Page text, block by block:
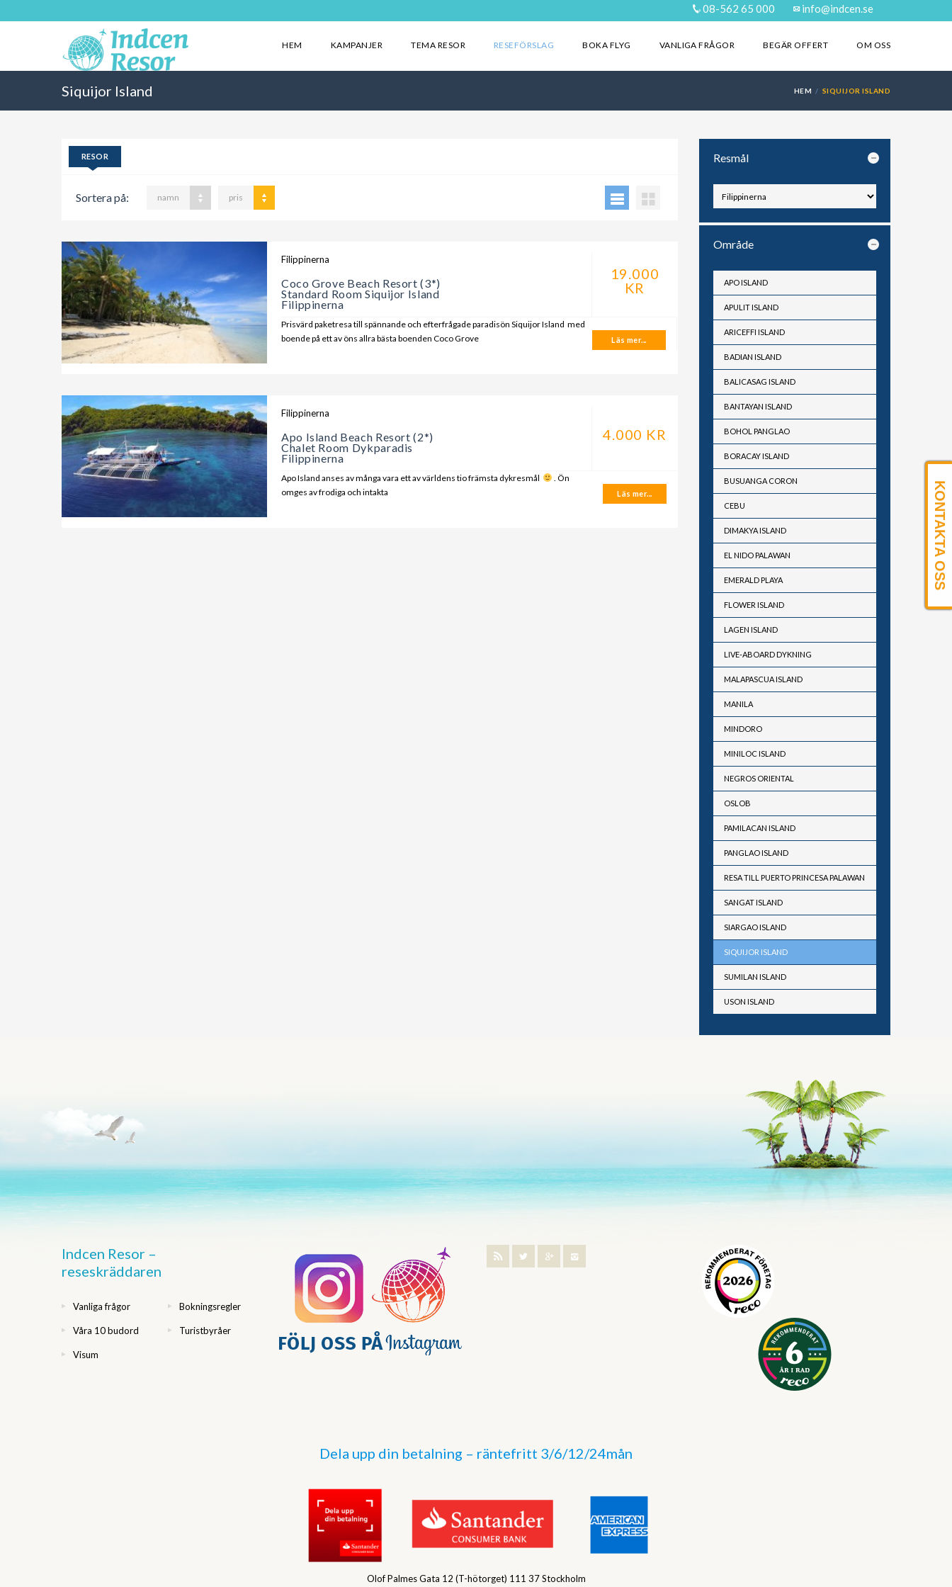
08-562 65 000 info@indcen.se
HEM KAMPANJER TEMA RESOR RESEFÖRSLAG BOKA FLYG VANLIGA FRÅGOR BEGÄR OFFERT OM OSS
Siquijor Island HEM SIQUIJOR ISLAND
RESOR
Sortera på: namn pris
Filippinerna
Coco Grove Beach Resort (3*)
Standard Room Siquijor Island
Filippinerna
19.000
KR
Prisvärd paketresa till spännande och efterfrågade paradisön Siquijor Island med
boende på ett av öns allra bästa boenden Coco Grove
Läs mer...
Filippinerna
Apo Island Beach Resort (2*)
Chalet Room Dykparadis
Filippinerna
4.000 KR
Apo Island anses av många vara ett av världens tio främsta dykresmål
. Ön
omges av frodiga och intakta
Läs mer...
Resmål
Område
APO ISLAND
APULIT ISLAND
ARICEFFI ISLAND
BADIAN ISLAND
BALICASAG ISLAND
BANTAYAN ISLAND
BOHOL PANGLAO
BORACAY ISLAND
BUSUANGA CORON
CEBU
DIMAKYA ISLAND
EL NIDO PALAWAN
EMERALD PLAYA
FLOWER ISLAND
LAGEN ISLAND
LIVE-ABOARD DYKNING
MALAPASCUA ISLAND
MANILA
MINDORO
MINILOC ISLAND
NEGROS ORIENTAL
OSLOB
PAMILACAN ISLAND
PANGLAO ISLAND
RESA TILL PUERTO PRINCESA PALAWAN
SANGAT ISLAND
SIARGAO ISLAND
SIQUIJOR ISLAND
SUMILAN ISLAND
USON ISLAND
Indcen Resor –
reseskräddaren
Vanliga frågor Bokningsregler
Våra 10 budord Turistbyråer
Visum
Dela upp din betalning – räntefritt 3/6/12/24mån
Olof Palmes Gata 12 (T-hötorget) 111 37 Stockholm
KONTAKTA OSS